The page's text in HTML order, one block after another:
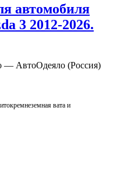
автомобиля
3 2012-2026.
— АвтоОдеяло (Россия)
вата и